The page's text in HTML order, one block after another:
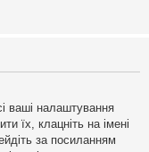
ваші налаштування
їх, клацніть на імені
за посиланням